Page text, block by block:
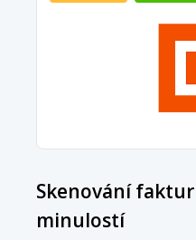
Skenování faktur
minulostí